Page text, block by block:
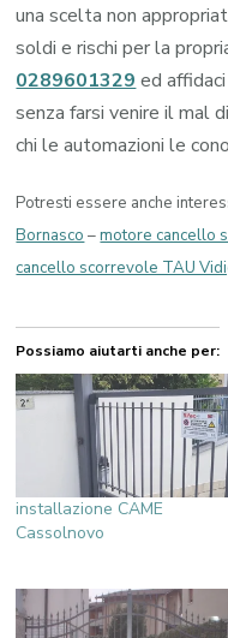
una scelta non
soldi e rischi per la
0289601329 ed
senza farsi venire il mal
chi le automazioni le
Potresti essere anche
Bornasco –motore cancello
cancello scorrevole TAU
Possiamo aiutarti anche per:
installazione CAME
Cassolnovo